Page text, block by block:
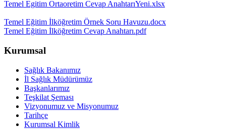
Temel Egitim Ortaoretim Cevap AnahtarıYeni.xlsx
Temel Eğitim İlköğretim Örnek Soru Havuzu.docx
Temel Eğitim İlköğretim Cevap Anahtarı.pdf
Kurumsal
Sağlık Bakanımız
İl Sağlık Müdürümüz
Başkanlarımız
Teşkilat Şeması
Vizyonumuz ve Misyonumuz
Tarihçe
Kurumsal Kimlik